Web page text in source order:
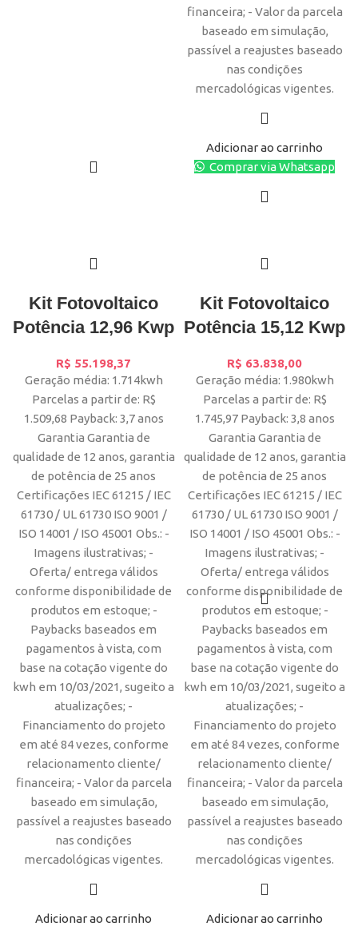
financeira; - Valor da parcela
baseado em simulação,
passível a reajustes baseado
nas condições
mercadológicas vigentes.
Adicionar ao carrinho
Comprar via Whatsapp
Kit Fotovoltaico
Potência 12,96 Kwp
R$ 55.198,37
Geração média: 1.714kwh
Parcelas a partir de: R$
1.509,68 Payback: 3,7 anos
Garantia Garantia de
qualidade de 12 anos, garantia
de potência de 25 anos
Certificações IEC 61215 / IEC
61730 / UL 61730 ISO 9001 /
ISO 14001 / ISO 45001 Obs.: -
Imagens ilustrativas; -
Oferta/ entrega válidos
conforme disponibilidade de
produtos em estoque; -
Paybacks baseados em
pagamentos à vista, com
base na cotação vigente do
kwh em 10/03/2021, sugeito a
atualizações; -
Financiamento do projeto
em até 84 vezes, conforme
relacionamento cliente/
financeira; - Valor da parcela
baseado em simulação,
passível a reajustes baseado
nas condições
mercadológicas vigentes.
Adicionar ao carrinho
Kit Fotovoltaico
Potência 15,12 Kwp
R$ 63.838,00
Geração média: 1.980kwh
Parcelas a partir de: R$
1.745,97 Payback: 3,8 anos
Garantia Garantia de
qualidade de 12 anos, garantia
de potência de 25 anos
Certificações IEC 61215 / IEC
61730 / UL 61730 ISO 9001 /
ISO 14001 / ISO 45001 Obs.: -
Imagens ilustrativas; -
Oferta/ entrega válidos
conforme disponibilidade de
produtos em estoque; -
Paybacks baseados em
pagamentos à vista, com
base na cotação vigente do
kwh em 10/03/2021, sugeito a
atualizações; -
Financiamento do projeto
em até 84 vezes, conforme
relacionamento cliente/
financeira; - Valor da parcela
baseado em simulação,
passível a reajustes baseado
nas condições
mercadológicas vigentes.
Adicionar ao carrinho